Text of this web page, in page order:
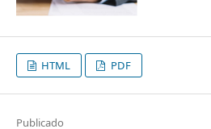
HTML PDF
Publicado